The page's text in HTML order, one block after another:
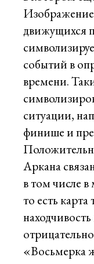
движущихся
событий в
времени.
ситуации,
финише и
Аркана
в том числе
то есть
«Восьмерка